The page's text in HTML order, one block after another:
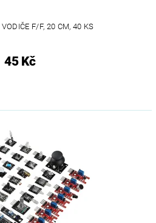
F/F, 20 CM, 40 KS
45 Kč